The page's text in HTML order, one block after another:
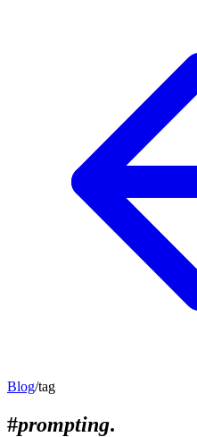
Blog/tag
#prompting.